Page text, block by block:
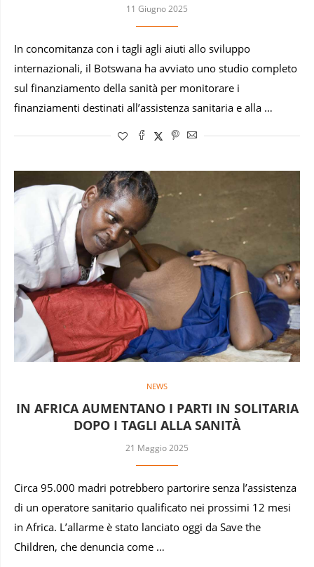
11 Giugno 2025
In concomitanza con i tagli agli aiuti allo sviluppo
internazionali, il Botswana ha avviato uno studio completo
sul finanziamento della sanità per monitorare i
finanziamenti destinati all’assistenza sanitaria e alla …
NEWS
IN AFRICA AUMENTANO I PARTI IN SOLITARIA
DOPO I TAGLI ALLA SANITÀ
21 Maggio 2025
Circa 95.000 madri potrebbero partorire senza l’assistenza
di un operatore sanitario qualificato nei prossimi 12 mesi
in Africa. L’allarme è stato lanciato oggi da Save the
Children, che denuncia come …